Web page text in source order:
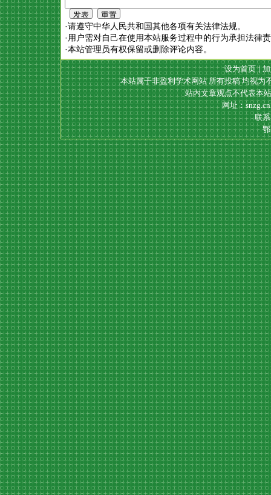
·请遵守中华人民共和国其他各项有关法律法规。
·用户需对自己在使用本站服务过程中的行为承担法律
·本站管理员有权保留或删除评论内容。
设为首页|
本站属于非盈利学术网站 所有投稿 均视为
站内文章观点不代表本
网址：
联